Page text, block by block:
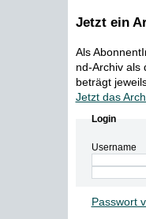
Jetzt ein
Als
nd-Archiv als
beträgt
Jetzt das
Login
Username
Passwort